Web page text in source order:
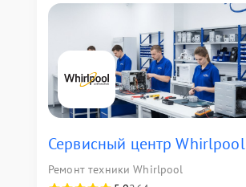
Сервисный центр Whirlpool
Ремонт техники Whirlpool